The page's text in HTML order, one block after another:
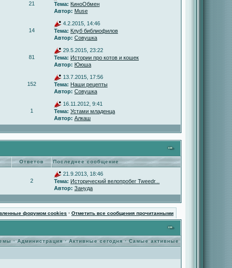
21
Тема: КиноОбмен
Автор: Muse
14
4.2.2015, 14:46
Тема: Клуб библиофилов
Автор: Совушка
81
29.5.2015, 23:22
Тема: Истории про котов и кошек
Автор: Ююша
152
13.7.2015, 17:56
Тема: Наши рецепты
Автор: Совушка
1
16.11.2012, 9:41
Тема: Устами младенца
Автор: Алкаш
Ответов Последнее сообщение
2
21.9.2013, 18:46
Тема: Исторический велопробег Tweedr...
Автор: Зануда
форумом cookies · Отметить все сообщения прочитанными
·Администрация·Активные сегодня · Самые активные